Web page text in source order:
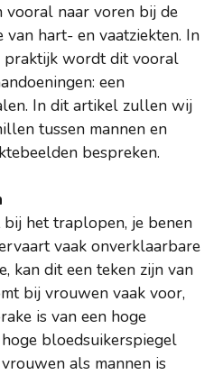
vooral naar voren bij de
hart- en vaatziekten. In
praktijk wordt dit vooral
een
In dit artikel zullen wij
tussen mannen en
bespreken.
het traplopen, je benen
vaak onverklaarbare
kan dit een teken zijn van
bij vrouwen vaak voor,
is van een hoge
bloedsuikerspiegel
als mannen is